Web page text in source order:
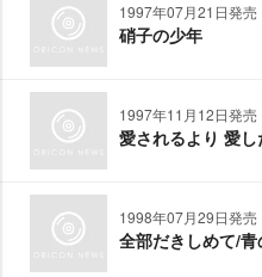
1997年07月21日発売
硝子の少年
1997年11月12日発売
愛されるより 愛し
1998年07月29日発売
全部だきしめて/